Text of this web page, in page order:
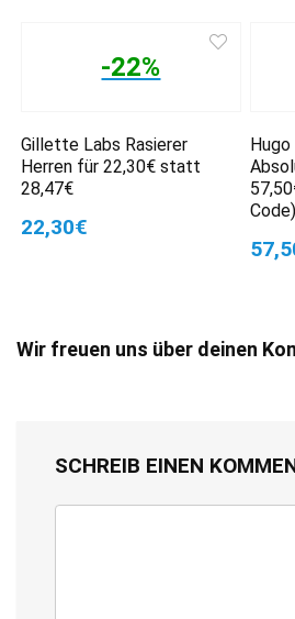
-22%
Gillette Labs Rasierer
Herren für 22,30€ statt
28,47€
22,30€
Code)
Wir freuen uns über deinen
SCHREIB EINEN